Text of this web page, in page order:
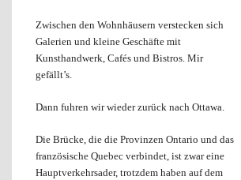
Zwischen den Wohnhäusern verstecken sich
Galerien und kleine Geschäfte mit
Kunsthandwerk, Cafés und Bistros. Mir
gefällt’s.
Dann fuhren wir wieder zurück nach Ottawa.
Die Brücke, die die Provinzen Ontario und das
französische Quebec verbindet, ist zwar eine
Hauptverkehrsader, trotzdem haben auf dem